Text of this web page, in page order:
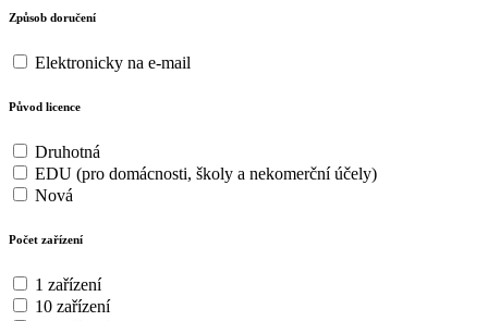
Způsob doručení
Elektronicky na e-mail
Původ licence
Druhotná
EDU (pro domácnosti, školy a nekomerční účely)
Nová
Počet zařízení
1 zařízení
10 zařízení